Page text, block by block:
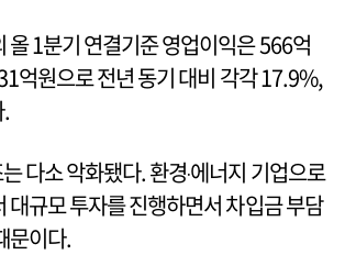
올 1분기 연결기준 영업이익은 566억
억원으로 전년 동기 대비 각각 17.9%,
다소 악화됐다. 환경‧에너지 기업으로
대규모 투자를 진행하면서 차입금 부담
문이다.